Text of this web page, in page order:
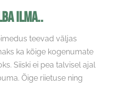
ILMA..
teevad väljas
ka kõige kogenumate
Siiski ei pea talvisel ajal
Õige riietuse ning